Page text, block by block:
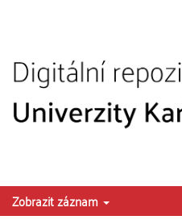
Zobrazit záznam